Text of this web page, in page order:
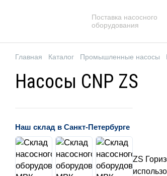
Поставка насосного
оборудования
Главная Каталог Промышленные насосы
Насосы CNP ZS
ZS
Наш склад в Санкт-Петербурге